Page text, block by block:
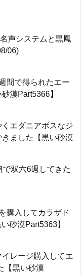
声システムと黒鳳
06)
間で得られたエー
漠Part5366】
エダニアボスなジ
ました【黒い砂漠
双六6週してきた
購入してカラザド
砂漠Part5363】
レージ購入してエ
【黒い砂漠